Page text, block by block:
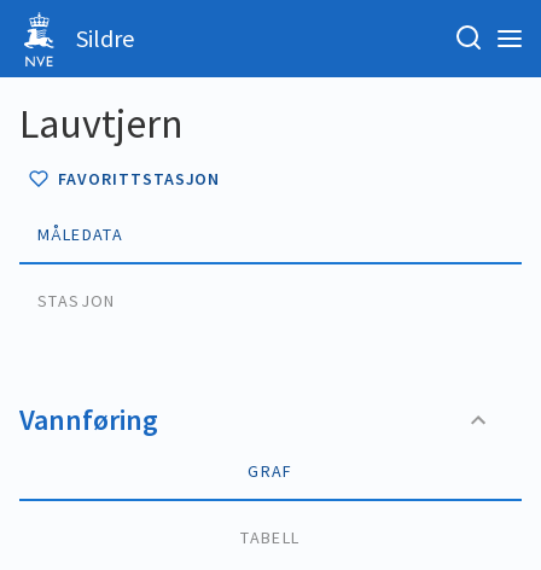
Sildre
Lauvtjern
FAVORITTSTASJON
MÅLEDATA
STASJON
Vannføring
GRAF
TABELL